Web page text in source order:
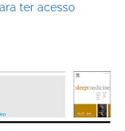
ter acesso